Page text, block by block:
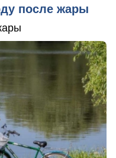
после жары